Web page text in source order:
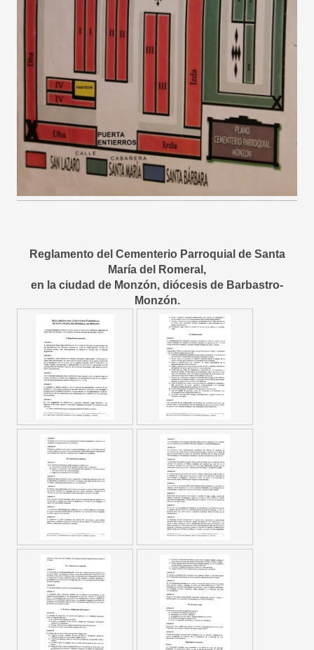
Reglamento del Cementerio Parroquial de Santa
María del Romeral,
en la ciudad de Monzón, diócesis de Barbastro-
Monzón.